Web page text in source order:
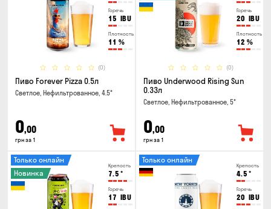
Горечь
15 IBU
Плотность
11 %
(0)
Пиво Forever Pizza 0.5л
Светлое, Нефильтрованное, 4.5°
0,00
грн за 1
Горечь
20 IBU
Плотность
12 %
(0)
Пиво Underwood Rising Sun
0.33л
Светлое, Нефильтрованное, 5°
0,00
грн за 1
Крепость
7.5 °
Горечь
17 IBU
Только онлайн
Новинка
Крепость
4.5 °
Горечь
20 IBU
Только онлайн